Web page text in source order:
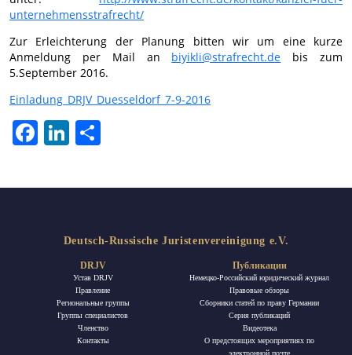
unternehmensstrafrecht/
Zur Erleichterung der Planung bitten wir um eine kurze
Anmeldung per Mail an biyikli@strafrecht.de bis zum
5.September 2016.
Einladung_DRJV_Duesseldorf_7-9-2016
FacebookLinkedIn
Deutsch-Russische Juristenvereinigung e.V.
DRJV
Устав DRJV
Правление
Региональные группы
Группы специалистов
Членство
Контакты
Публикации
Немецко-Российский юридический журнал
Правовые обзоры
Сборники статей по праву Германии
Ceрия публикаций
Видеотека
О предстоящих мероприятиях по